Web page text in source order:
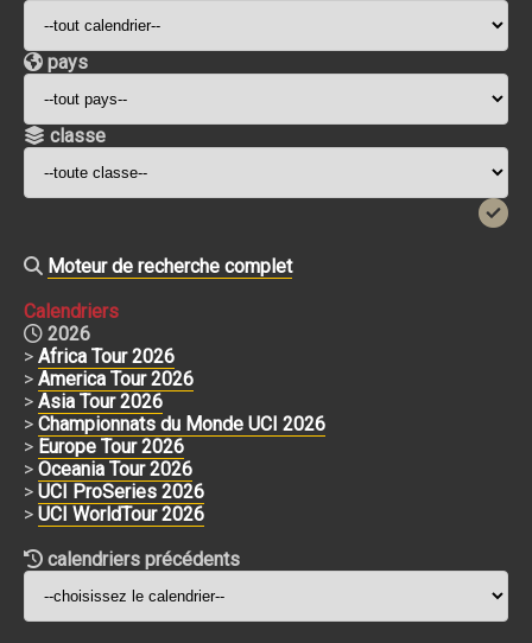
pays
classe
Moteur de recherche complet
Calendriers
2026
> Africa Tour 2026
> America Tour 2026
> Asia Tour 2026
> Championnats du Monde UCI 2026
> Europe Tour 2026
> Oceania Tour 2026
> UCI ProSeries 2026
> UCI WorldTour 2026
calendriers précédents